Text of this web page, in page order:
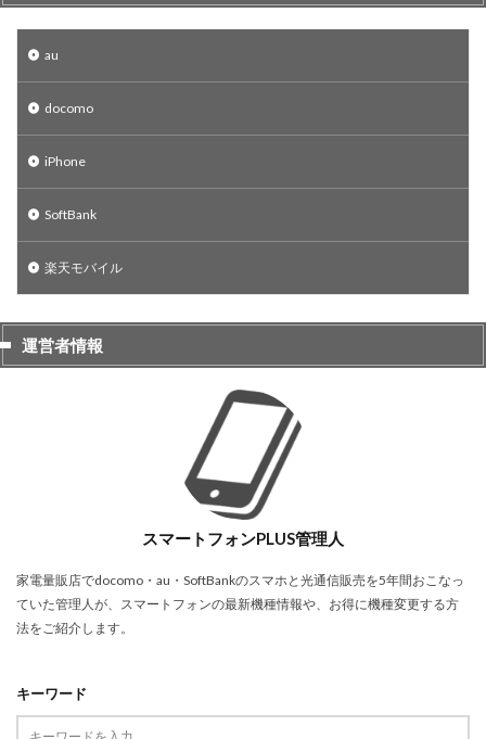
au
docomo
iPhone
SoftBank
楽天モバイル
運営者情報
スマートフォンPLUS管理人
家電量販店でdocomo・au・SoftBankのスマホと光通信販売を5年間おこなっ
ていた管理人が、スマートフォンの最新機種情報や、お得に機種変更する方
法をご紹介します。
キーワード